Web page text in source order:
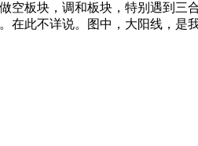
板块，调和板块，特别遇到三
在此不详说。图中，大阳线，